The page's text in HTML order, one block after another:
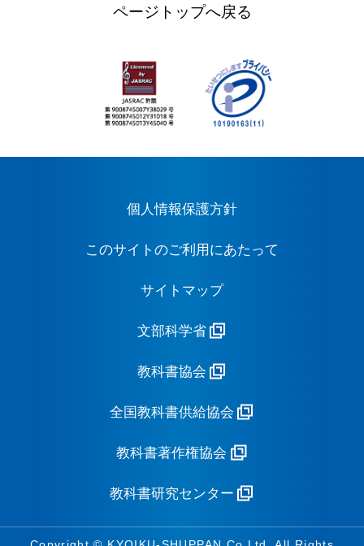
ページトップへ戻る
個人情報保護方針
このサイトのご利用にあたって
サイトマップ
文部科学省
教科書協会
全国教科書供給協会
教科書著作権協会
教科書研究センター